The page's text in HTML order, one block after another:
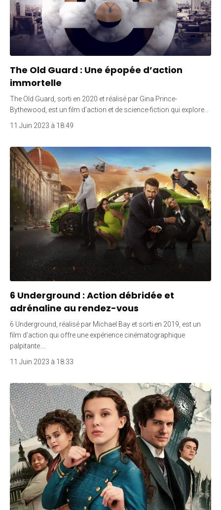
The Old Guard : Une épopée d’action
immortelle
The Old Guard, sorti en 2020 et réalisé par Gina Prince-
Bythewood, est un film d’action et de science-fiction qui explore…
11 Juin 2023 à 18:49
6 Underground : Action débridée et
adrénaline au rendez-vous
6 Underground, réalisé par Michael Bay et sorti en 2019, est un
film d’action qui offre une expérience cinématographique
palpitante.…
11 Juin 2023 à 18:33